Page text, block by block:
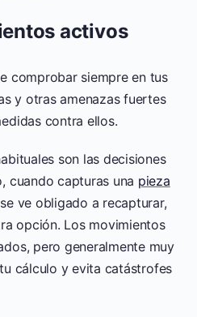
activos
comprobar siempre en tus
y otras amenazas fuertes
contra ellos.
son las decisiones
cuando capturas una pieza
ve obligado a recapturar,
opción. Los movimientos
pero generalmente muy
cálculo y evita catástrofes